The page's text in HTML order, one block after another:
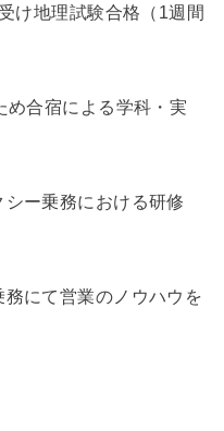
け地理試験合格（1週間
め合宿による学科・実
ー乗務における研修
にて営業のノウハウを